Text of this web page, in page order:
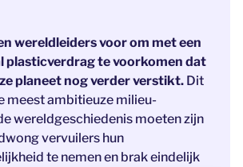
wereldleiders voor om met een
plasticverdrag te voorkomen dat
planeet nog verder verstikt. Dit
meest ambitieuze milieu-
wereldgeschiedenis moeten zijn
vervuilers hun
te nemen en brak eindelijk